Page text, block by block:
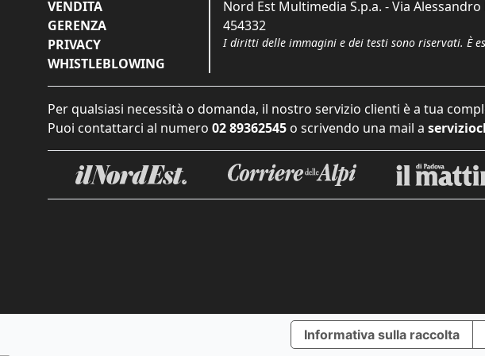
VENDITA
GERENZA
PRIVACY
WHISTLEBLOWING
Nord Est Multimedia S.p.a. - Via Alessandro
454332
I diritti delle immagini e dei testi sono riservati. È
Per qualsiasi necessità o domanda, il nostro servizio clienti è a tua
Puoi contattarci al numero 02 89362545 o scrivendo una mail a
Informativa sulla raccolta